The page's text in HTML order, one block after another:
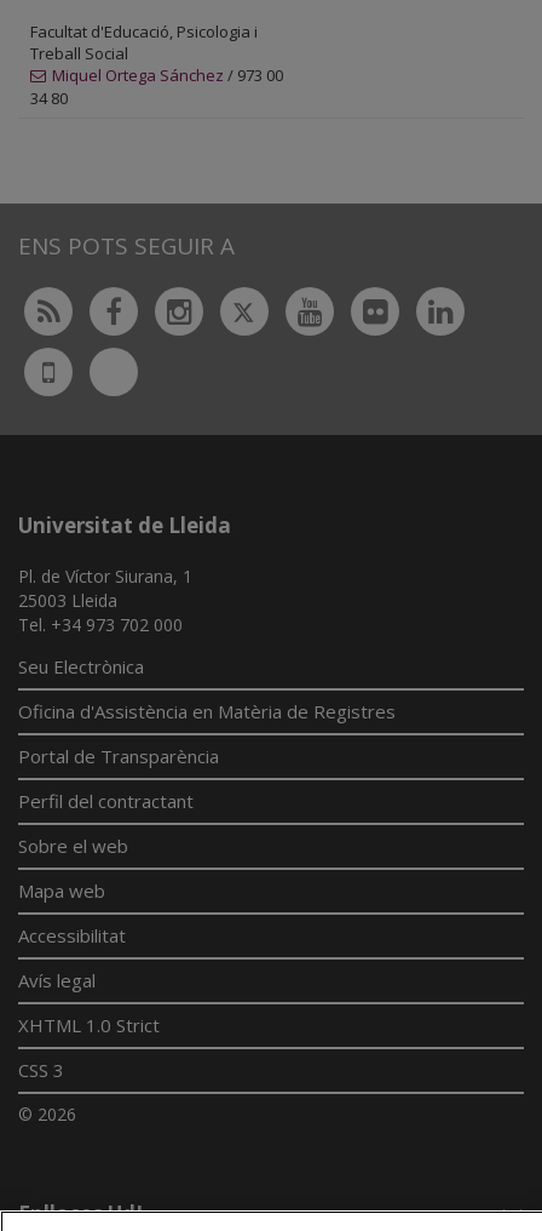
Facultat d'Educació, Psicologia i
Treball Social
Miquel Ortega Sánchez / 973 00
34 80
ENS POTS SEGUIR A
Rss FacebookInstagram
TwitterYoutubeFlickr
UdL
App
Bluesky
Universitat de Lleida
Pl. de Víctor Siurana, 1
25003 Lleida
Tel. +34 973 702 000
Seu Electrònica
Oficina d'Assistència en Matèria de Registres
Portal de Transparència
Perfil del contractant
Sobre el web
Mapa web
Accessibilitat
Avís legal
XHTML 1.0 Strict
CSS 3
© 2026
Enllaços UdL